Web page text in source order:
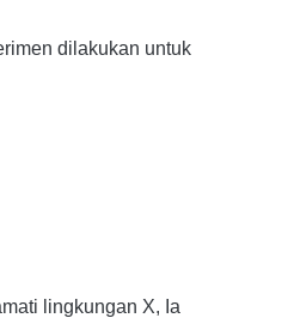
dilakukan untuk
lingkungan X, Ia